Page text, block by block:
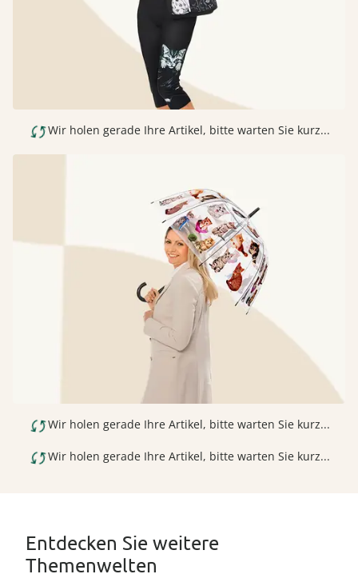
Wir holen gerade Ihre Artikel, bitte warten Sie kurz...
Wir holen gerade Ihre Artikel, bitte warten Sie kurz...
Wir holen gerade Ihre Artikel, bitte warten Sie kurz...
Entdecken Sie weitere
Themenwelten